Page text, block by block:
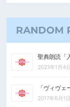
RANDOM
聖典朗読「
2023年1月4日
「ヴィヴェ
2017年6月1日